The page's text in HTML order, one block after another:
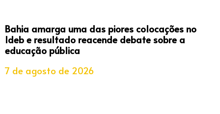
Bahia amarga uma das piores colocações no
Ideb e resultado reacende debate sobre a
educação pública
7 de agosto de 2026